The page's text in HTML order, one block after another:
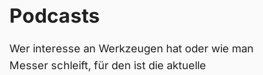
Podcasts
Wer interesse an Werkzeugen hat oder wie man
Messer schleift, für den ist die aktuelle